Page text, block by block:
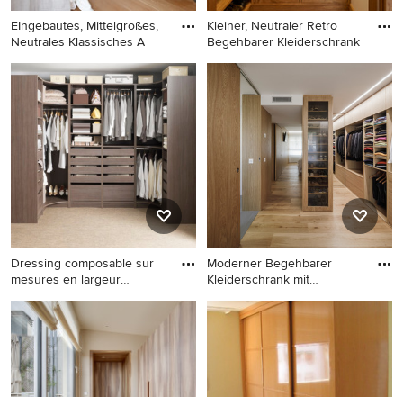
EIngebautes, Mittelgroßes,
Neutrales Klassisches A
EIngebautes, Mittelgroßes,
Neutrales Klassisches
Ankleidezimmer mit offenen
Schränken, hellbraunen
Holzschränken und hellem
Holzboden in Sonstige
Kleiner, Neutraler Retro
Begehbarer Kleiderschrank
Kleiner, Neutraler Retro
Begehbarer Kleiderschrank
mit offenen Schränken,
hellbraunen Holzschränken
und braunem Holzboden in
Stockholm
Dressing composable sur
mesures en largeur
Mittelgroßer, Neutraler
Moderner Begehbarer
Kleiderschrank mit offenen
Schränken, hellbraunen
Holzschränken und
Moderner Begehbarer
Kleiderschrank mit
Moderner Begehbarer
Kleiderschrank mit
hellbraunen Holzschränken,
braunem Holzboden,
flächenbündigen